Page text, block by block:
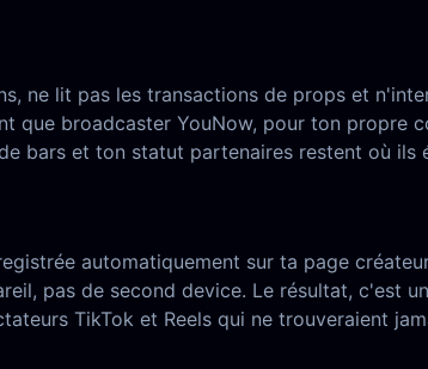
ne lit pas les transactions de props et
que broadcaster YouNow, pour ton propre
bars et ton statut partenaires restent où ils
automatiquement sur ta page
pas de second device. Le résultat, c'est
TikTok et Reels qui ne trouveraient